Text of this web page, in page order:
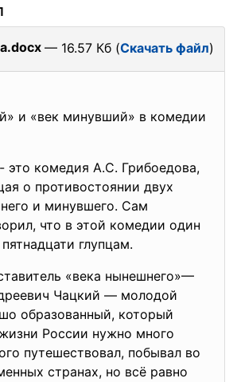
— 16.57 Кб (Скачать файл)
и «век минувший» в комедии
это комедия А.С. Грибоедова,
о противостоянии двух
и минувшего. Сам
что в этой комедии один
глупцам.
«века нынешнего»—
Чацкий — молодой
образованный, который
России нужно много
путешествовал, побывал во
странах, но всё равно